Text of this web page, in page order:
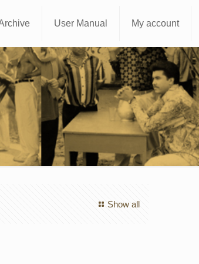
User Manual My account
Show all